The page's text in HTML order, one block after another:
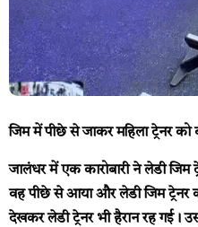
जिम में पीछे से जाकर महिला ट्रेनर को
जालंधर में एक कारोबारी ने लेडी
वह पीछे से आया और लेडी जिम ट्रेनर
देखकर लेडी ट्रेनर भी हैरान रह गई।